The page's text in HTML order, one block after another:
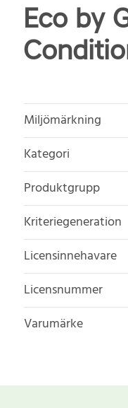
Eco by
Miljömärkning
Kategori
Produktgrupp
Kriteriegeneration
Licensinnehavare
Licensnummer
Varumärke